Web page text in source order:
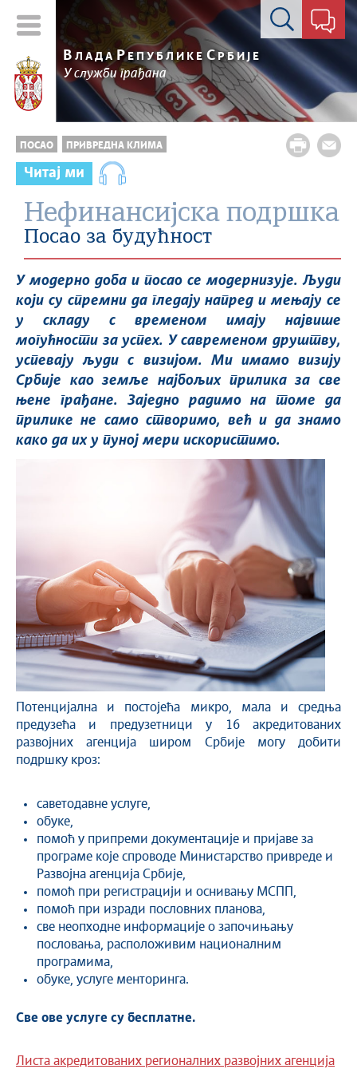
Контакт форма
В ЛАДА РЕПУБЛИКЕ СРБИЈЕ
У служби грађана
ПОСАО ПРИВРЕДНА КЛИМА
Читај ми
Нефинансијска подршка
Посао за будућност
У модерно доба и посао се модернизује. Људи
који су спремни да гледају напред и мењају се
у складу с временом имају највише
могућности за успех. У савременом друштву,
успевају људи с визијом. Ми имамо визију
Србије као земље најбољих прилика за све
њене грађане. Заједно радимо на томе да
прилике не само створимо, већ и да знамо
како да их у пуној мери искористимо.
Потенцијална и постојећа микро, мала и средња
предузећа и предузетници у 16 акредитованих
развојних агенција широм Србије могу добити
подршку кроз:
саветодавне услуге,
обуке,
помоћ у припреми документације и пријаве за
програме које спроводе Министарство привреде и
Развојна агенција Србије,
помоћ при регистрацији и оснивању МСПП,
помоћ при изради пословних планова,
све неопходне информације о започињању
пословања, расположивим националним
програмима,
обуке, услуге менторинга.
Све ове услуге су бесплатне.
Листа акредитованих регионалних развојних агенција